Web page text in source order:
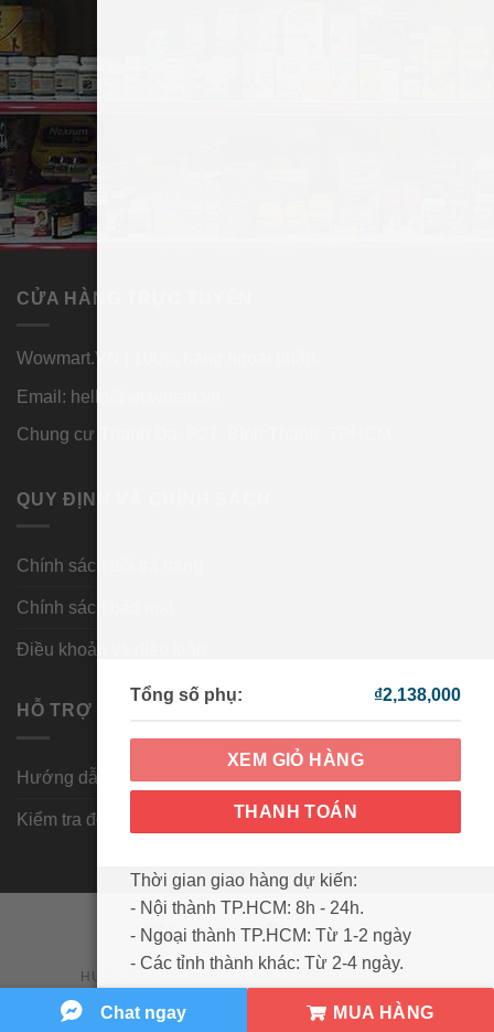
Tổng số phụ: ₫2,138,000
XEM GIỎ HÀNG
THANH TOÁN
Thời gian giao hàng dự kiến:
- Nội thành TP.HCM: 8h - 24h.
- Ngoại thành TP.HCM: Từ 1-2 ngày
- Các tỉnh thành khác: Từ 2-4 ngày.
CỬA HÀNG TRỰC TUYẾN
Wowmart.VN | 100% hàng ngoại nhập.
Email: hello@wowmart.vn
Chung cư Thanh Đa, P27, Bình Thạnh, TPHCM
QUY ĐỊNH VÀ CHÍNH SÁCH
Chính sách đổi trả hàng
Chính sách bảo mật
Điều khoản và điều kiện
HỖ TRỢ KHÁCH HÀNG
Hướng dẫn mua hàng
Kiểm tra đơn hàng
Visa PayPal MasterCard
Cash
On
HƯỚNG DẪN MUA HÀNG KIỂM TRA ĐƠN HÀNG
Copyright 2026 © Wowmart VN
Chat ngay MUA HÀNG